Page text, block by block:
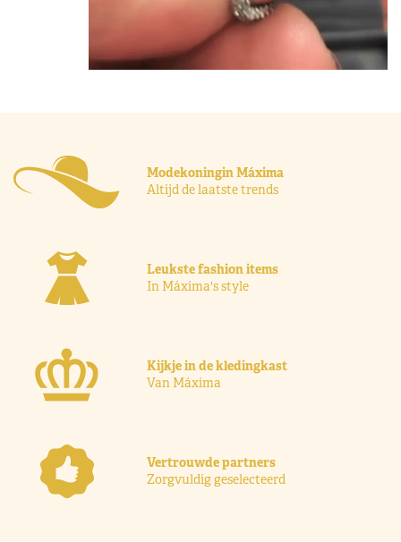
Modekoningin Máxima
Altijd de laatste trends
Leukste fashion items
In Máxima's style
Kijkje in de kledingkast
Van Máxima
Vertrouwde partners
Zorgvuldig geselecteerd